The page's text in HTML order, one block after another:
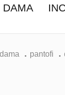
DAMA
pantofi